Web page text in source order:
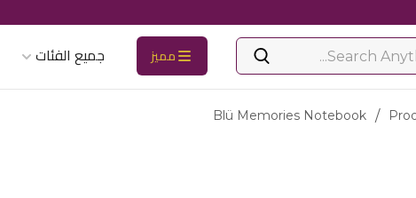
مميز جميع الفئات
/
Blü Memories Notebook